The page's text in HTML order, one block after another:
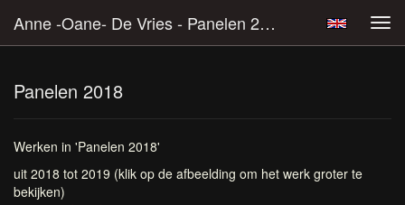
Anne -Oane- De Vries - Panelen 2018
Panelen 2018
Werken in 'Panelen 2018'
uit 2018 tot 2019 (klik op de afbeelding om het werk groter te
bekijken)